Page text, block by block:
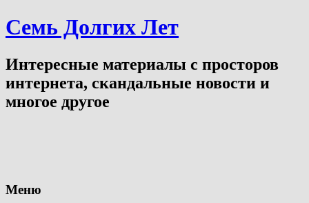
Семь Долгих Лет
Интересные материалы с просторов
интернета, скандальные новости и
многое другое
Меню